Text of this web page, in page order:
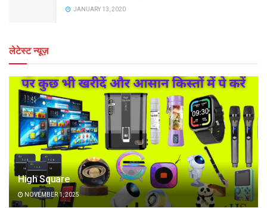
JANUARY 13, 2020
लेटेस्ट न्यूज़
High Square
NOVEMBER 1, 2025